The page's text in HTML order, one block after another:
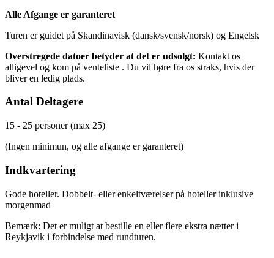
Alle Afgange er garanteret
Turen er guidet på Skandinavisk (dansk/svensk/norsk) og Engelsk
Overstregede datoer betyder at det er udsolgt: Kontakt os
alligevel og kom på venteliste . Du vil høre fra os straks, hvis der
bliver en ledig plads.
Antal Deltagere
15 - 25 personer (max 25)
(Ingen minimun, og alle afgange er garanteret)
Indkvartering
Gode hoteller. Dobbelt- eller enkeltværelser på hoteller inklusive
morgenmad
Bemærk: Det er muligt at bestille en eller flere ekstra nætter i
Reykjavik i forbindelse med rundturen.